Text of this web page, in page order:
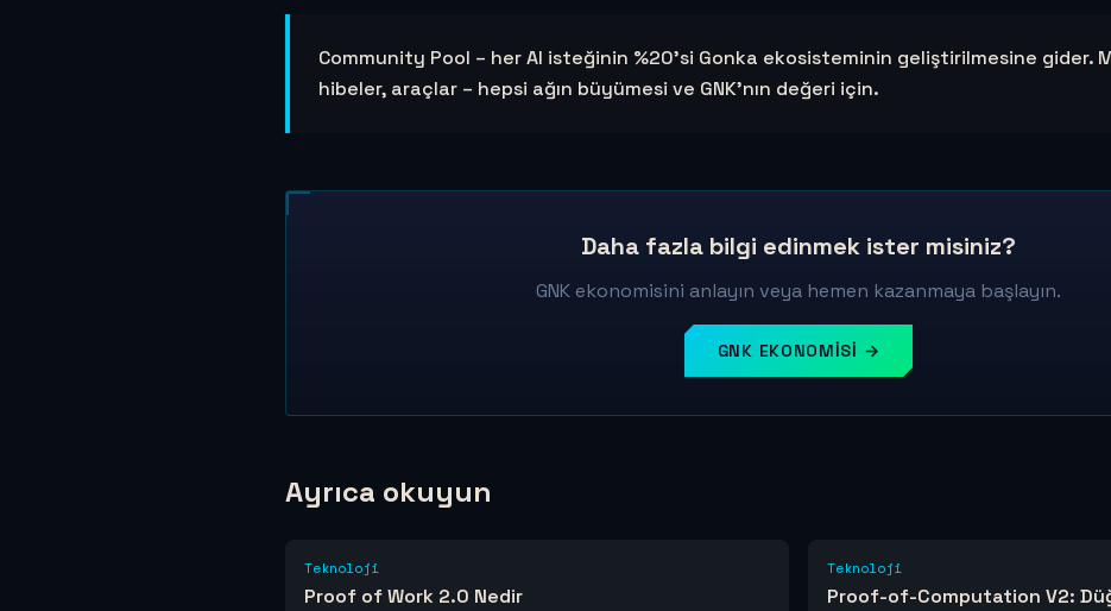
Community Pool – her AI isteğinin %20'si Gonka ekosisteminin geliştirilmesine gider.
hibeler, araçlar – hepsi ağın büyümesi ve GNK'nın değeri için.
Daha fazla bilgi edinmek ister misiniz?
GNK ekonomisini anlayın veya hemen kazanmaya başlayın.
GNK EKONOMISI →
Ayrıca okuyun
Teknoloji
Proof of Work 2.0 Nedir
Teknoloji
Proof-of-Computation V2: